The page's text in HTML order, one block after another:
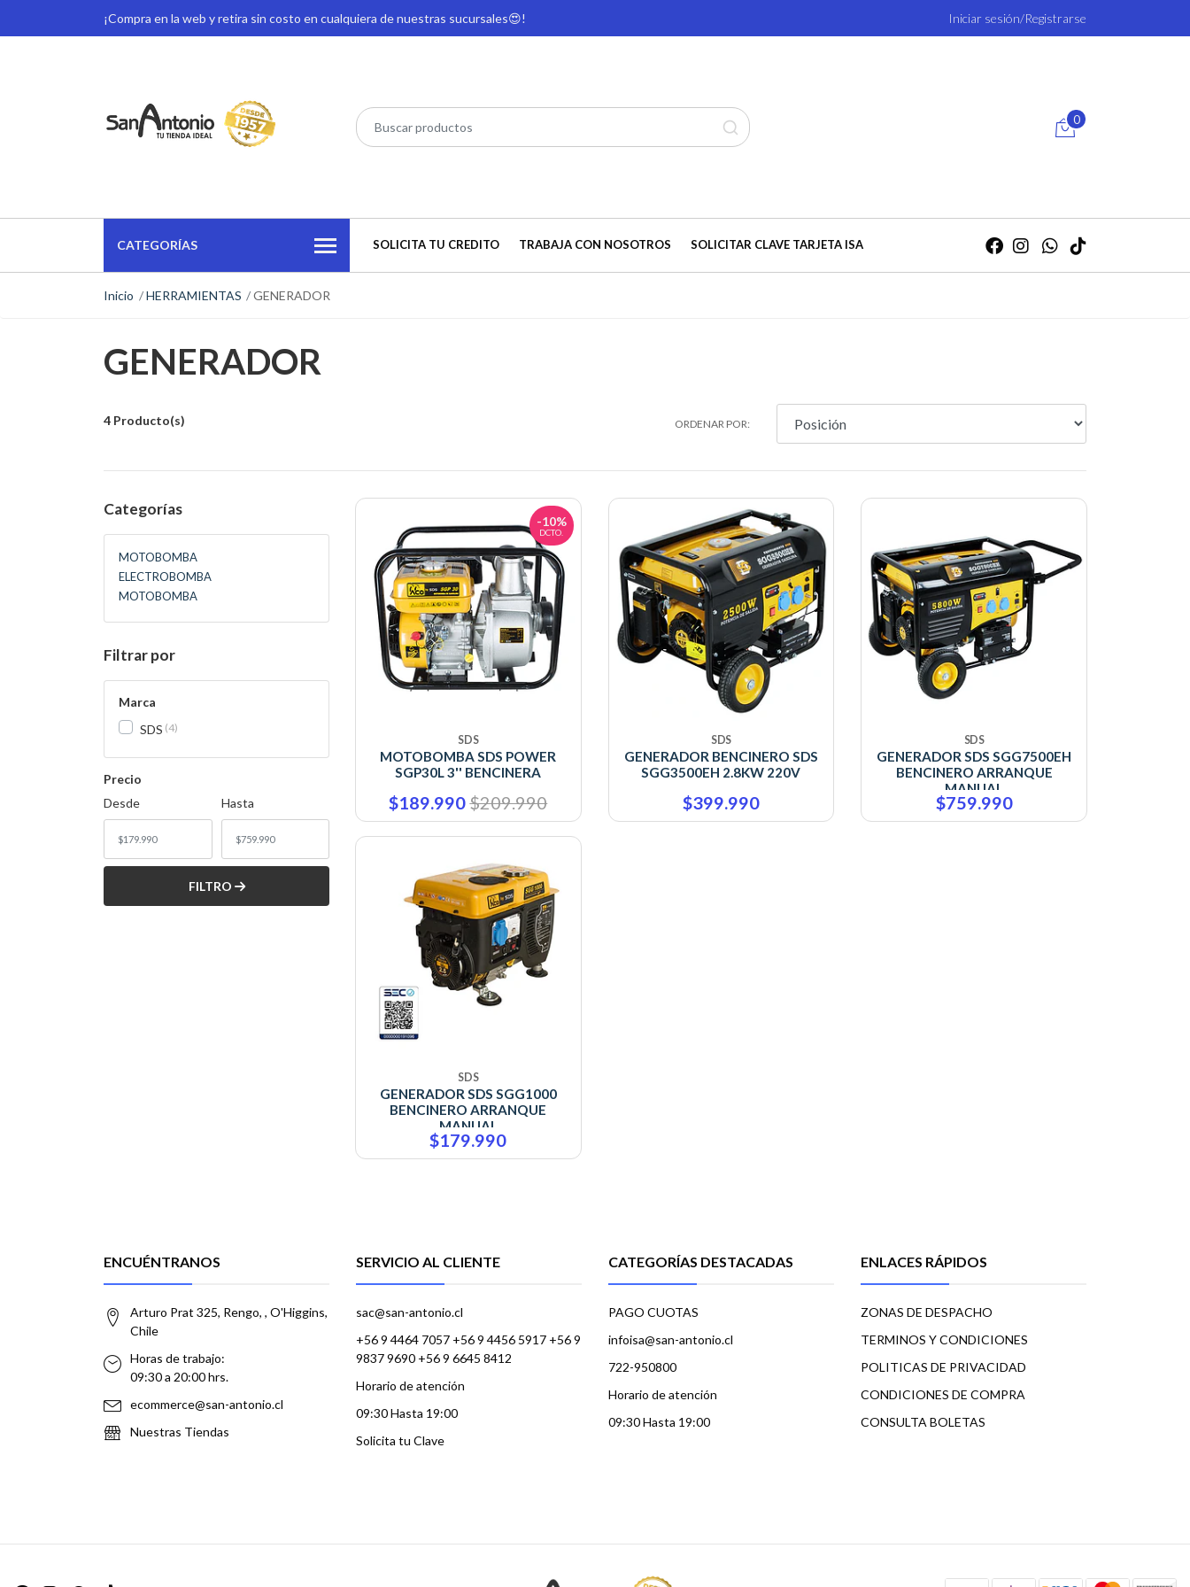
¡Compra en la web y retira sin costo en cualquiera de nuestras sucursales😍! Iniciar sesión/Registrarse
0
CATEGORÍAS SOLICITA TU CREDITO TRABAJA CON NOSOTROS SOLICITAR CLAVE TARJETA ISA
Inicio HERRAMIENTAS GENERADOR
GENERADOR
4 Producto(s) ORDENAR POR:
Categorías
MOTOBOMBA
ELECTROBOMBA
MOTOBOMBA
Filtrar por
Marca
SDS 4
Precio
Desde
Hasta
FILTRO
-10%
DCTO.
SDS
MOTOBOMBA SDS POWER
SGP30L 3'' BENCINERA
$189.990$209.990
SDS
GENERADOR BENCINERO SDS
SGG3500EH 2.8KW 220V
$399.990
SDS
GENERADOR SDS SGG7500EH
BENCINERO ARRANQUE
MANUAL
$759.990
SDS
GENERADOR SDS SGG1000
BENCINERO ARRANQUE
MANUAL
$179.990
ENCUÉNTRANOS
Arturo Prat 325, Rengo, , O'Higgins,
Chile
Horas de trabajo:
09:30 a 20:00 hrs.
ecommerce@san-antonio.cl
Nuestras Tiendas
SERVICIO AL CLIENTE
sac@san-antonio.cl
+56 9 4464 7057 +56 9 4456 5917 +56 9
9837 9690 +56 9 6645 8412
Horario de atención
09:30 Hasta 19:00
Solicita tu Clave
CATEGORÍAS DESTACADAS
PAGO CUOTAS
infoisa@san-antonio.cl
722-950800
Horario de atención
09:30 Hasta 19:00
ENLACES RÁPIDOS
ZONAS DE DESPACHO
TERMINOS Y CONDICIONES
POLITICAS DE PRIVACIDAD
CONDICIONES DE COMPRA
CONSULTA BOLETAS